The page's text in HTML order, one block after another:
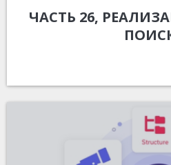
ЧАСТЬ 26,